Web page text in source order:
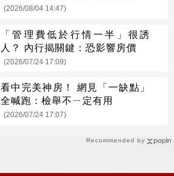
Recommended by
(2026/08/04 14:47)
「管理費低於行情一半」很誘
人？ 內行揭關鍵：恐影響房價
(2026/07/24 17:09)
看中完美神房！ 網見「一缺點」
全喊跑：檢舉不ㄧ定有用
(2026/07/24 17:07)